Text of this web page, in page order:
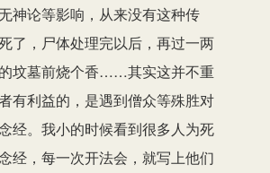
神论等影响，从来没有这种传
了，尸体处理完以后，再过一两
坟墓前烧个香……其实这并不重
有利益的，是遇到僧众等殊胜对
经。我小的时候看到很多人为死
经，每一次开法会，就写上他们